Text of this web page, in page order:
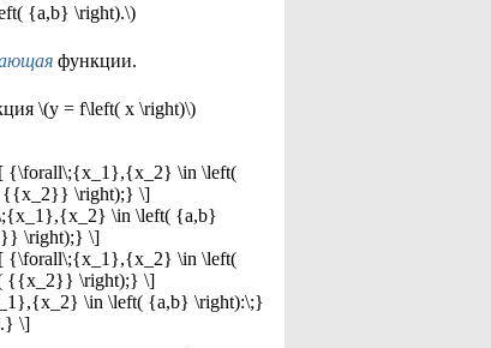
{a,b} \right).\)
функции.
\(y = f\left( x \right)\)
{\forall\;{x_1},{x_2} \in \left(
{{x_2}} \right);} \]
\in \left( {a,b}
\right);} \]
{\forall\;{x_1},{x_2} \in \left(
{{x_2}} \right);} \]
\in \left( {a,b} \right):\;}
\]